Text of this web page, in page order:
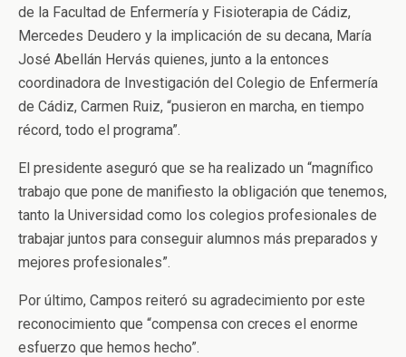
de la Facultad de Enfermería y Fisioterapia de Cádiz,
Mercedes Deudero y la implicación de su decana, María
José Abellán Hervás quienes, junto a la entonces
coordinadora de Investigación del Colegio de Enfermería
de Cádiz, Carmen Ruiz, “pusieron en marcha, en tiempo
récord, todo el programa”.
El presidente aseguró que se ha realizado un “magnífico
trabajo que pone de manifiesto la obligación que tenemos,
tanto la Universidad como los colegios profesionales de
trabajar juntos para conseguir alumnos más preparados y
mejores profesionales”.
Por último, Campos reiteró su agradecimiento por este
reconocimiento que “compensa con creces el enorme
esfuerzo que hemos hecho”.